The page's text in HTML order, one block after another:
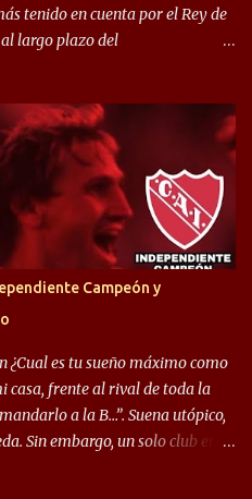
tenido en cuenta por el Rey de
largo plazo del
Romero, quien paso a
de pases y ha rendido de
importantes, sobre todo en la
lo mismo en cuanto al
Rojo. Pasando a jugadores que
en el rojo, tenemos a la dupla
donde ambos explotaron
de Varela, donde, por
tenido en cuenta para el
que aún no ha logrado
Campeón y
es tu sueño máximo como
casa, frente al rival de toda la
a la B…”. Suena utópico,
Sin embargo, un solo club en el